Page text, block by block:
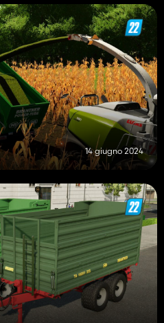
14 giugno 2024